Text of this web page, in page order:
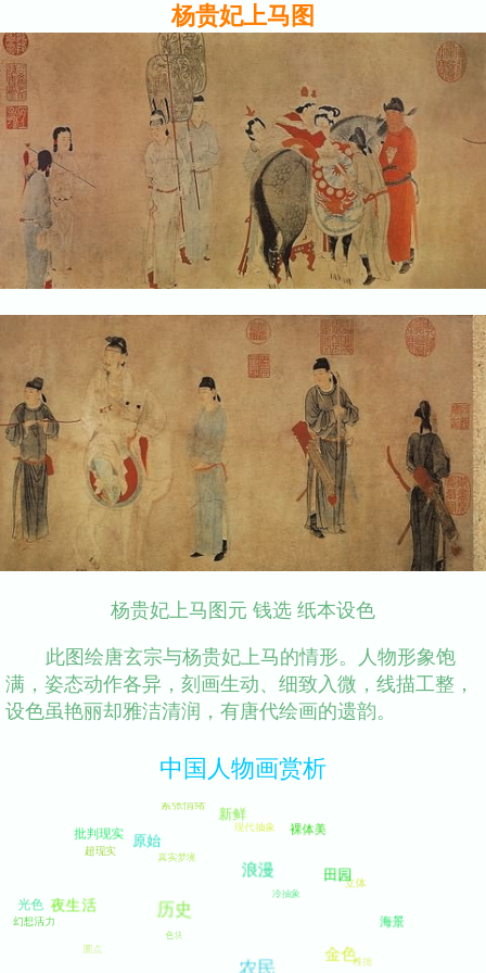
杨贵妃上马图
杨贵妃上马图元 钱选 纸本设色
此图绘唐玄宗与杨贵妃上马的情形。人物形象饱
满，姿态动作各异，刻画生动、细致入微，线描工整，
设色虽艳丽却雅洁清润，有唐代绘画的遗韵。
中国人物画赏析